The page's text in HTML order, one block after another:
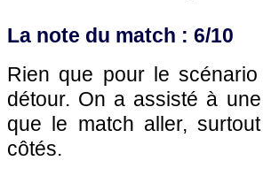
La note du match : 6/10
Rien que pour le
détour. On a assisté à
que le match aller,
côtés.